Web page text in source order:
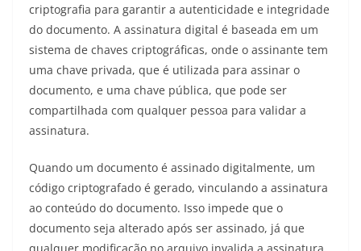
criptografia para garantir a autenticidade e integridade
do documento. A assinatura digital é baseada em um
sistema de chaves criptográficas, onde o assinante tem
uma chave privada, que é utilizada para assinar o
documento, e uma chave pública, que pode ser
compartilhada com qualquer pessoa para validar a
assinatura.
Quando um documento é assinado digitalmente, um
código criptografado é gerado, vinculando a assinatura
ao conteúdo do documento. Isso impede que o
documento seja alterado após ser assinado, já que